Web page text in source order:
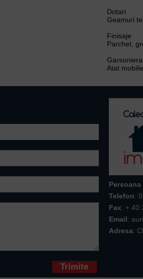
Dotari
Geamuri
Finisaje
Parchet,
Atat
Telefon:
Fax: + 40
Email:
Adresa: